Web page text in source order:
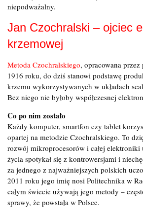
niepodważalny.
Jan Czochralski – ojciec
krzemowej
Metoda Czochralskiego, opracowana
1916 roku, do dziś stanowi podstawę
krzemu wykorzystywanych w układach
Bez niego nie byłoby współczesnej
Co po nim zostało
Każdy komputer, smartfon czy tablet
opartej na metodzie Czochralskiego. To
rozwój mikroprocesorów i całej elektroniki
życia spotykał się z kontrowersjami i
za jednego z najważniejszych polskich
2011 roku jego imię nosi Politechnika w
całym świecie używają jego metody –
sprawy, że powstała w Polsce.